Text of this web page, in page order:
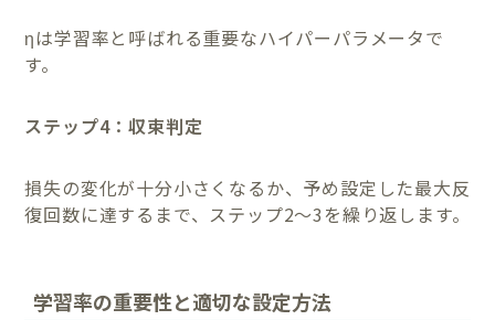
ηは学習率と呼ばれる重要なハイパーパラメータで
す。
ステップ4：収束判定
損失の変化が十分小さくなるか、予め設定した最大反
復回数に達するまで、ステップ2〜3を繰り返します。
学習率の重要性と適切な設定方法